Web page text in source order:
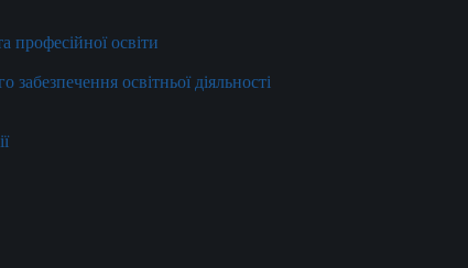
професійної освіти
забезпечення освітньої діяльності